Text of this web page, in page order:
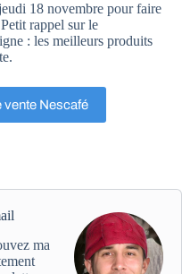
18 novembre pour faire
rappel sur le
: les meilleurs produits
vente Nescafé
ma